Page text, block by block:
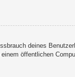
deines
öffentlichen